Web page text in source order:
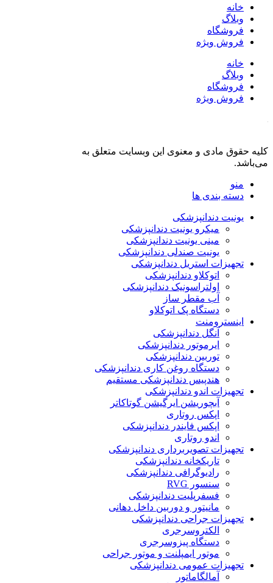
خانه
وبلاگ
فروشگاه
فروش ویژه
خانه
وبلاگ
فروشگاه
فروش ویژه
کلیه حقوق مادی و معنوی این وبسایت متعلق به
می‌باشد.
منو
دسته بندی ها
یونیت دندانپزشکی
میکرو یونیت دندانپزشکی
مینی یونیت دندانپزشکی
یونیت صندلی دندانپزشکی
تجهیزات استریل دندانپزشکی
اتوکلاو دندانپزشکی
اولتراسونیک دندانپزشکی
آب مقطر ساز
دستگاه پک اتوکلاو
اینسترومنت
آنگل دندانپزشکی
ایرموتور دندانپزشکی
توربین دندانپزشکی
دستگاه روغن کاری دندانپزشکی
هندپیس دندانپزشکی مستقیم
تجهیزات اندو دندانپزشکی
آبچوریشن ایرگیشن گوتاکاتر
اپکس روتاری
اپکس فایندر دندانپزشکی
اندو روتاری
تجهیزات تصویربرداری دندانپزشکی
تاریکخانه دندانپزشکی
رادیوگرافی دندانپزشکی
سنسور RVG
فسفرپلیت دندانپزشکی
مانیتور و دوربین داخل دهانی
تجهیزات جراحی دندانپزشکی
الکتروسرجری
دستگاه پیزوسرجری
موتور ایمپلنت و موتور جراحی
تجهیزات عمومی دندانپزشکی
آمالگاماتور